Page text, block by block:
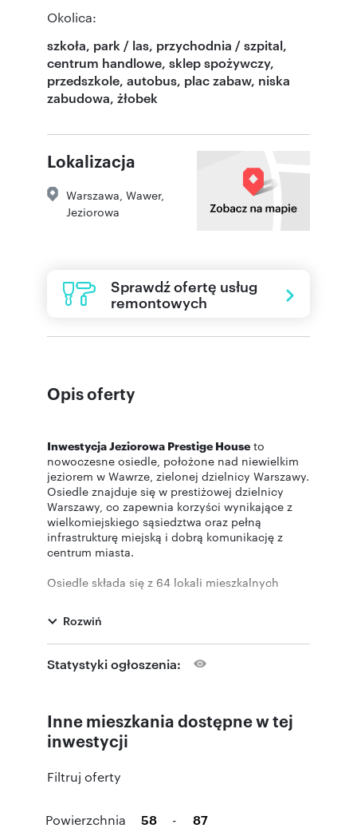
Okolica:
szkoła, park / las, przychodnia / szpital,
centrum handlowe, sklep spożywczy,
przedszkole, autobus, plac zabaw, niska
zabudowa, żłobek
Lokalizacja
Warszawa Wawer,
Jeziorowa
Sprawdź ofertę usług
remontowych
Opis oferty
Inwestycja Jeziorowa Prestige House to
nowoczesne osiedle, położone nad niewielkim
jeziorem w Wawrze, zielonej dzielnicy Warszawy.
Osiedle znajduje się w prestiżowej dzielnicy
Warszawy, co zapewnia korzyści wynikające z
wielkomiejskiego sąsiedztwa oraz pełną
infrastrukturę miejską i dobrą komunikację z
centrum miasta.
Osiedle składa się z 64 lokali mieszkalnych
dostępnych w czterech typach (A, B, C, D).
Każdy typ domu występuje w wariantach 1 i 2,
gdzie jeden jest lustrzanym odbiciem drugiego.
Powierzchnia lokali wynosi od 58 do 87 m2.
komplet mediów (internet, gaz, woda,
kanalizacja).
bramą i furtką, co zapewnia dodatkową ochronę.
mieszkańców.
Rozwiń
Statystyki ogłoszenia:
Inne mieszkania dostępne w tej
inwestycji
Filtruj oferty
Powierzchnia -